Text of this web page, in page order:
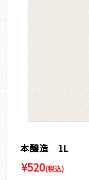
本醸造 1L
¥520(税込)